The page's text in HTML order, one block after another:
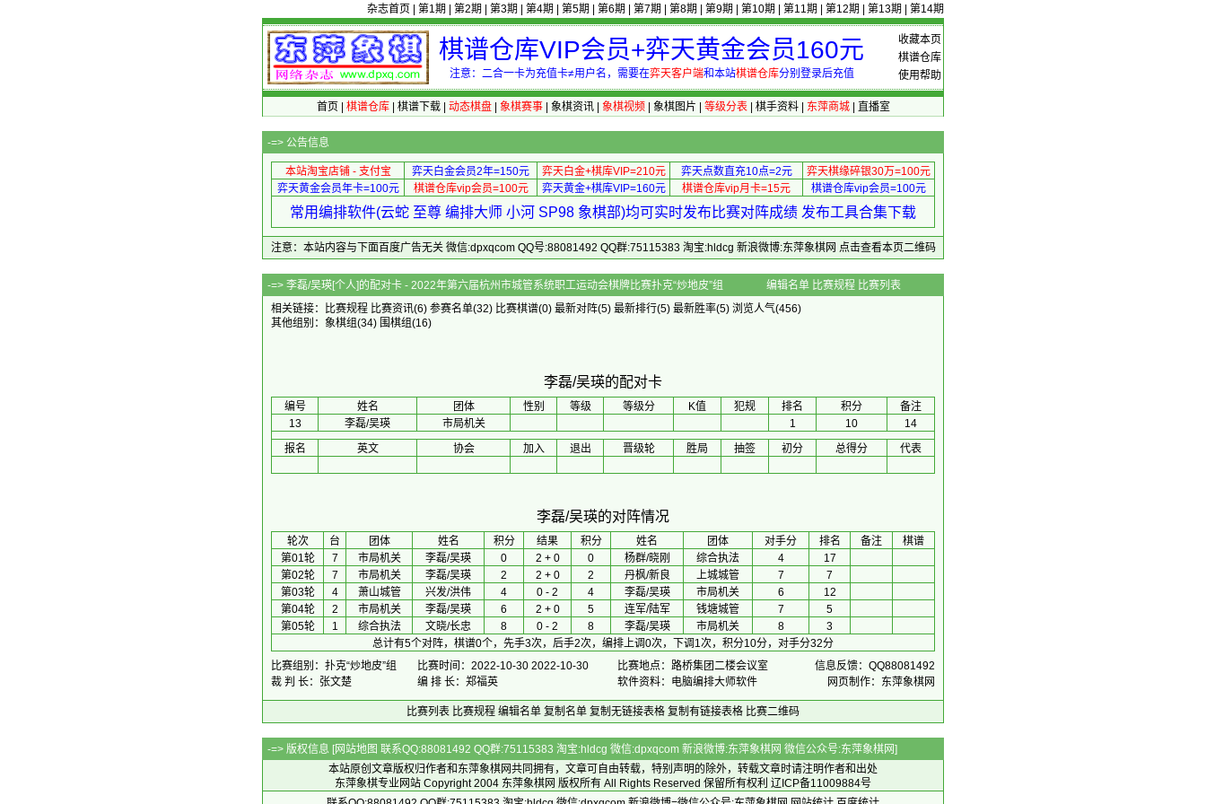
杂志首页 第1期 第2期 第3期 第4期 第5期 第6期 第7期 第8期 第9期 第10期 第11期 第12期 第13期 第14期
收藏本页
棋谱仓库
使用帮助
棋谱仓库VIP会员+弈天黄金会员160元
注意：二合一卡为充值卡≠用户名，需要在弈天客户端和本站棋谱仓库分别登录后充值
首页 棋谱仓库| 棋谱下载| 动态棋盘| 象棋赛事| 象棋资讯| 象棋视频 象棋图片 等级分表| 棋手资料| 东萍商城| 直播室
-=> 公告信息
本站淘宝店铺 - 支付宝 弈天白金会员2年=150元 弈天白金+棋库VIP=210元 弈天点数直充10点=2元
弈天棋缘碎银30万=100元
弈天黄金会员年卡=100元
棋谱仓库vip会员=100元 弈天黄金+棋库VIP=160元 棋谱仓库vip月卡=15元 棋谱仓库vip会员=100元
常用编排软件(云蛇 至尊 编排大师 小河 SP98 象棋部)均可实时发布比赛对阵成绩 发布工具合集下载
注意：本站内容与下面百度广告无关 微信:dpxqcom QQ号:88081492 QQ群:75115383 淘宝:hldcg 新浪微博:东萍象棋网 点击查看本页二维码
-=> 李磊/吴瑛[个人]的配对卡 - 2022年第六届杭州市城管系统职工运动会棋牌比赛扑克“炒地皮”组 编辑名单 比赛规程 比赛列表
相关链接：
比赛规程 比赛资讯(6) 参赛名单(32) 比赛棋谱(0) 最新对阵(5) 最新排行(5) 最新胜率(5) 浏览人气(456)
其他组别： 象棋组(34) 围棋组(16)
李磊/吴瑛的配对卡
编号 姓名 团体 性别 等级 等级分 K值 犯规 排名 积分
备注
13
李磊/吴瑛 市局机关 1 10
14
报名
英文 协会 加入 退出 晋级轮 胜局 抽签 初分 总得分 代表
李磊/吴瑛的对阵情况
轮次 台 团体 姓名 积分 结果 积分 姓名 团体 对手分 排名 备注
棋谱
第01轮
7 市局机关 李磊/吴瑛 0 2 + 0 0 杨群/晓刚 综合执法 4
17
第02轮
7 市局机关 李磊/吴瑛 2 2 + 0 2 丹枫/新良 上城城管 7
7
第03轮
4 萧山城管 兴发/洪伟 4 0 - 2 4 李磊/吴瑛 市局机关 6
12
第04轮
2 市局机关 李磊/吴瑛 6 2 + 0 5 连军/陆军 钱塘城管 7
5
第05轮
1 综合执法 文晓/长忠 8 0 - 2 8 李磊/吴瑛 市局机关 8
3
总计有5个对阵，棋谱0个，先手3次，后手2次，编排上调0次，下调1次，积分10分，对手分32分
比赛组别：扑克“炒地皮”组
比赛时间：2022-10-30 2022-10-30 比赛地点：路桥集团二楼会议室
信息反馈：QQ88081492
裁 判 长：张文楚
编 排 长：郑福英 软件资料：电脑编排大师软件 网页制作：东萍象棋网
比赛列表 比赛规程 编辑名单 复制名单 复制无链接表格 复制有链接表格 比赛二维码
-=> 版权信息 [网站地图 联系QQ:88081492 QQ群:75115383 淘宝:hldcg 微信:dpxqcom 新浪微博:东萍象棋网 微信公众号:东萍象棋网]
本站原创文章版权归作者和 东萍象棋网共同拥有，文章可自由转载，特别声明的除外，转载文章时请注明作者和出处
东萍象棋专业网站 Copyright 2004 东萍象棋网 版权所有 All Rights Reserved 保留所有权利 辽ICP备11009884号